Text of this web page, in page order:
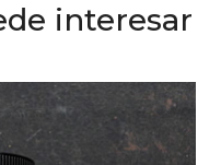
interesar